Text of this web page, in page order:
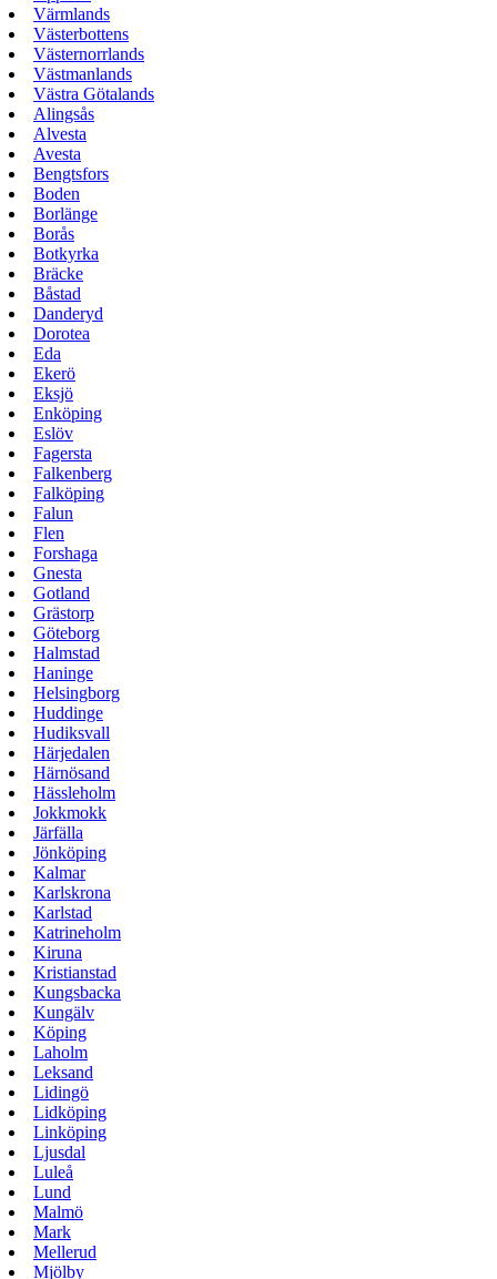
Värmlands
Västerbottens
Västernorrlands
Västmanlands
Västra Götalands
Alingsås
Alvesta
Avesta
Bengtsfors
Boden
Borlänge
Borås
Botkyrka
Bräcke
Båstad
Danderyd
Dorotea
Eda
Ekerö
Eksjö
Enköping
Eslöv
Fagersta
Falkenberg
Falköping
Falun
Flen
Forshaga
Gnesta
Gotland
Grästorp
Göteborg
Halmstad
Haninge
Helsingborg
Huddinge
Hudiksvall
Härjedalen
Härnösand
Hässleholm
Jokkmokk
Järfälla
Jönköping
Kalmar
Karlskrona
Karlstad
Katrineholm
Kiruna
Kristianstad
Kungsbacka
Kungälv
Köping
Laholm
Leksand
Lidingö
Lidköping
Linköping
Ljusdal
Luleå
Lund
Malmö
Mark
Mellerud
Mjölby